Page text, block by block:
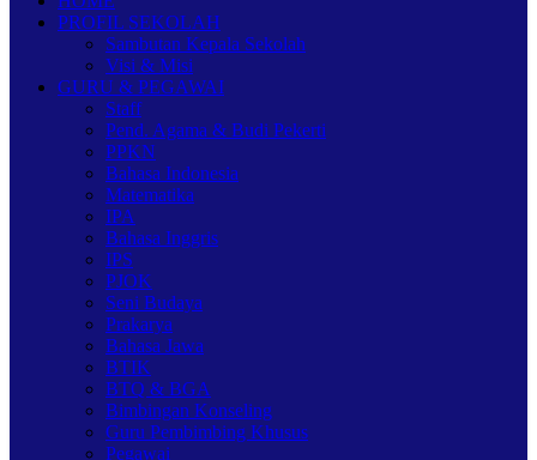
PROFIL SEKOLAH
Sambutan Kepala Sekolah
Visi & Misi
GURU & PEGAWAI
Staff
Pend. Agama & Budi Pekerti
PPKN
Bahasa Indonesia
Matematika
IPA
Bahasa Inggris
IPS
PJOK
Seni Budaya
Prakarya
Bahasa Jawa
BTIK
BTQ & BGA
Bimbingan Konseling
Guru Pembimbing Khusus
Pegawai